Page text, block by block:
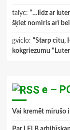
talyc: “…līdz ar
šķiet nomiris arī
gviclo: “Starp citu,
kokgriezumu
e –
Vai kremēt mirušo